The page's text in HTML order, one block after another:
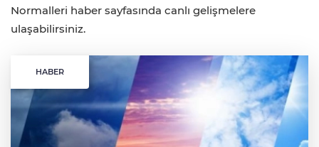
Normalleri haber sayfasında canlı gelişmelere
ulaşabilirsiniz.
HABER